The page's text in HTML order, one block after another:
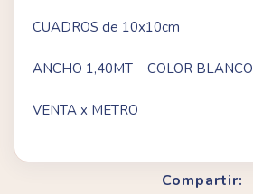
CUADROS de 10x10cm
ANCHO 1,40MT COLOR BLANCO
VENTA x METRO
Compartir: